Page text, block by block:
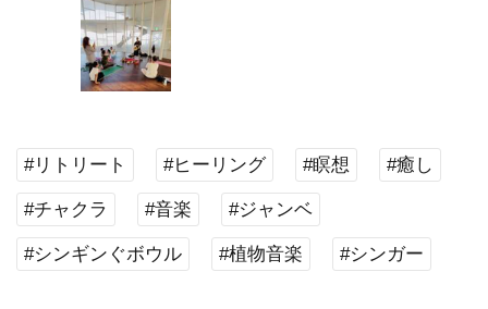
#リトリート #ヒーリング #瞑想 #癒し
#チャクラ #音楽 #ジャンベ
#シンギンぐボウル #植物音楽 #シンガー